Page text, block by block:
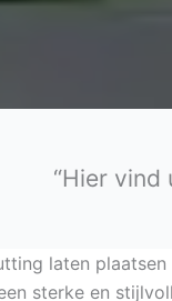
“Hier
laten
sterke en